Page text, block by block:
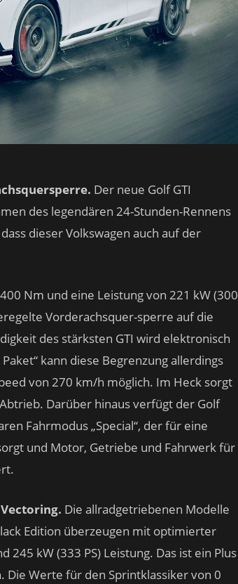
Der neue Golf GTI
des legendären 24-Stunden-Rennens
dieser Volkswagen auch auf der
Nm und eine Leistung von 221 kW (300
Vorderachsquer-sperre auf die
des stärksten GTI wird elektronisch
kann diese Begrenzung allerdings
von 270 km/h möglich. Im Heck sorgt
Darüber hinaus verfügt der Golf
Fahrmodus „Special“, der für eine
und Motor, Getriebe und Fahrwerk für
Die allradgetriebenen Modelle
Edition überzeugen mit optimierter
kW (333 PS) Leistung. Das ist ein Plus
Die Werte für den Sprintklassiker von 0